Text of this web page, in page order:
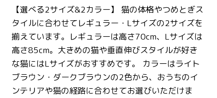
【選べる2サイズ&2カラー】 猫の体格やつめとぎス
タイルに合わせてレギュラー・Lサイズの2サイズを
揃えています。レギュラーは高さ70cm、Lサイズは
高さ85cm。大きめの猫や垂直伸びスタイルが好き
な猫にはLサイズがおすすめです。 カラーはライト
ブラウン・ダークブラウンの2色から、おうちのイ
ンテリアや猫の経路に合わせてお選びいただけま